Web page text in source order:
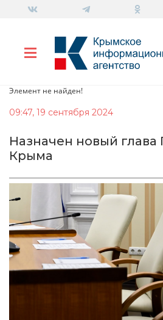
Элемент не найден!
09:47, 19 сентября 2024
Назначен новый глава
Крыма